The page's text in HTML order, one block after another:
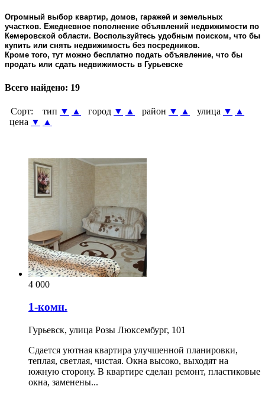
Огромный выбор квартир, домов, гаражей и земельных
участков. Ежедневное пополнение объявлений недвижимости по
Кемеровской области. Воспользуйтесь удобным поиском, что бы
купить или снять недвижимость без посредников.
Кроме того, тут можно бесплатно подать объявление, что бы
продать или сдать недвижимость в Гурьевске
Всего найдено: 19
Сорт: тип ▼ ▲ город ▼ ▲ район ▼ ▲ улица ▼
▲
цена ▼ ▲
4 000
1-комн.
Гурьевск, улица Розы Люксембург, 101
Сдается уютная квартира улучшенной планировки,
теплая, светлая, чистая. Окна высоко, выходят на
южную сторону. В квартире сделан ремонт, пластиковые
окна, заменены...